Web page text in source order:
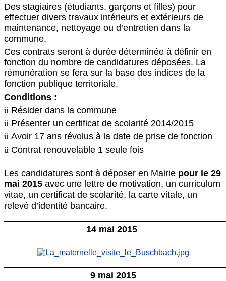
Des stagiaires (étudiants, garçons et filles) pour
effectuer divers travaux intérieurs et extérieurs de
maintenance, nettoyage ou d’entretien dans la
commune.
Ces contrats seront à durée déterminée à définir en
fonction du nombre de candidatures déposées. La
rémunération se fera sur la base des indices de la
fonction publique territoriale.
Conditions :
ü Résider dans la commune
ü Présenter un certificat de scolarité 2014/2015
ü Avoir 17 ans révolus à la date de prise de fonction
ü Contrat renouvelable 1 seule fois
Les candidatures sont à déposer en Mairie pour le 29
mai 2015 avec une lettre de motivation, un curriculum
vitae, un certificat de scolarité, la carte vitale, un
relevé d’identité bancaire.
14 mai 2015
9 mai 2015